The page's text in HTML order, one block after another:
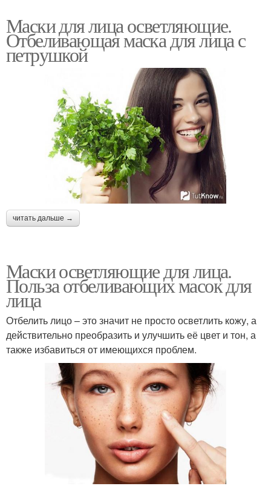
Маски для лица осветляющие.
Отбеливающая маска для лица с
петрушкой
читать дальше →
Маски осветляющие для лица.
Польза отбеливающих масок для
лица
Отбелить лицо – это значит не просто осветлить кожу, а
действительно преобразить и улучшить её цвет и тон, а
также избавиться от имеющихся проблем.